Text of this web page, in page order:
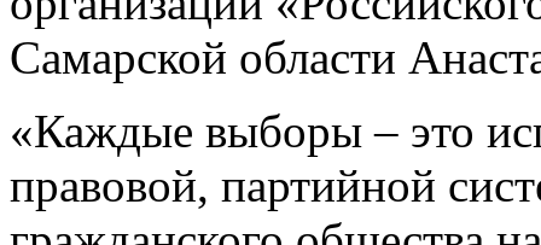
Самарской области
«Каждые выборы – это
правовой, партийной